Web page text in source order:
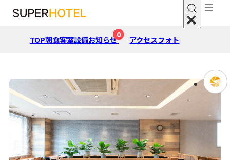
TOP朝⾷客室設備お知らせ
0
アクセスフォト